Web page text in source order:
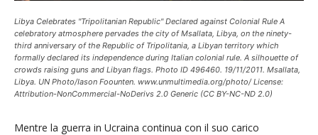
Libya Celebrates "Tripolitanian Republic" Declared against Colonial Rule A
celebratory atmosphere pervades the city of Msallata, Libya, on the ninety-
third anniversary of the Republic of Tripolitania, a Libyan territory which
formally declared its independence during Italian colonial rule. A silhouette of
crowds raising guns and Libyan flags. Photo ID 496460. 19/11/2011. Msallata,
Libya. UN Photo/Iason Foounten. www.unmultimedia.org/photo/ License:
Attribution-NonCommercial-NoDerivs 2.0 Generic (CC BY-NC-ND 2.0)
Mentre la guerra in Ucraina continua con il suo carico